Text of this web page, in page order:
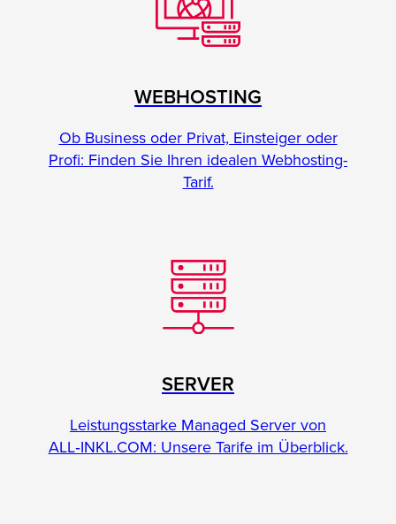
WEBHOSTING
Ob Business oder Privat, Einsteiger oder
Profi: Finden Sie Ihren idealen Webhosting-
Tarif.
SERVER
Leistungsstarke Managed Server von
ALL‑INKL.COM: Unsere Tarife im Überblick.